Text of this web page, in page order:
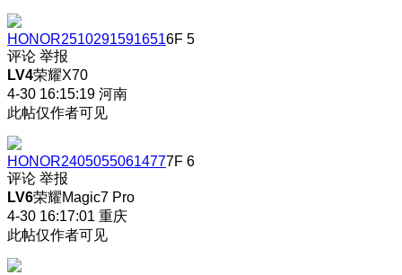
HONOR25102915916516F 5
评论 举报
LV4荣耀X70
4-30 16:15:19 河南
此帖仅作者可见
HONOR24050550614777F 6
评论 举报
LV6荣耀Magic7 Pro
4-30 16:17:01 重庆
此帖仅作者可见